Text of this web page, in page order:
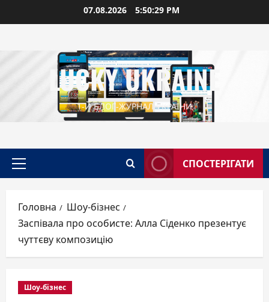
до
07.08.2026 5:50:30 PM
LUCKY UKRAINE
1-Й БЛОГ-ЖУРНАЛ УКРАЇНИ
Головне
СПОСТЕРІГАТИ
Головна
Шоу-бізнес
Заспівала про особисте: Алла Сіденко презентує
чуттєву композицію
Шоу-бізнес